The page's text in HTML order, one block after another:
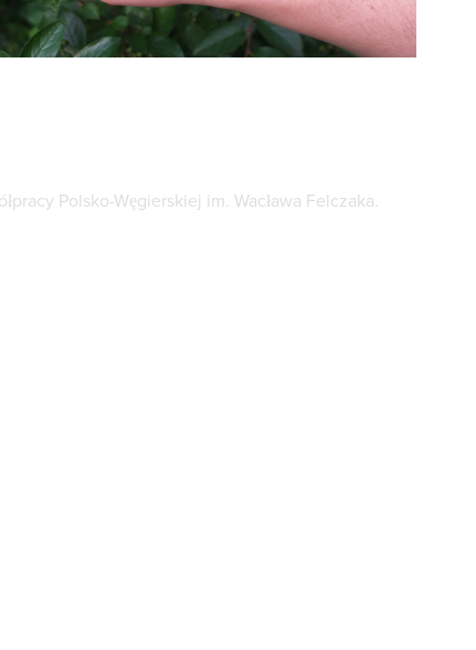
Polsko-Węgierskiej im. Wacława Felczaka.